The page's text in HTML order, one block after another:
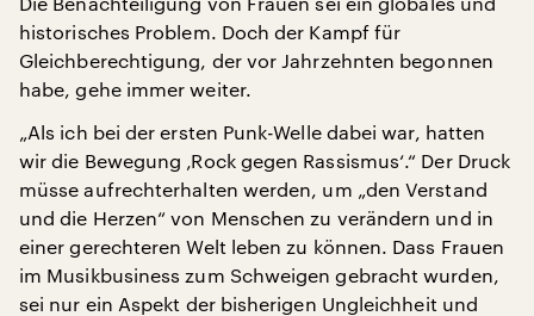
historisches Problem. Doch der Kampf für
Gleichberechtigung, der vor Jahrzehnten begonnen
habe, gehe immer weiter.
„Als ich bei der ersten Punk-Welle dabei war, hatten
wir die Bewegung ‚Rock gegen Rassismus‘.“ Der Druck
müsse aufrechterhalten werden, um „den Verstand
und die Herzen“ von Menschen zu verändern und in
einer gerechteren Welt leben zu können. Dass Frauen
im Musikbusiness zum Schweigen gebracht wurden,
sei nur ein Aspekt der bisherigen Ungleichheit und